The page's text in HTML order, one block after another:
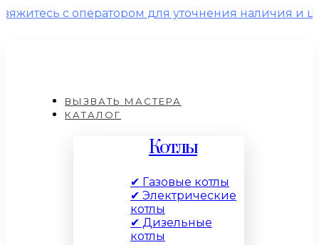
с оператором для уточнения наличия и цены!
ВЫЗВАТЬ МАСТЕРА
КАТАЛОГ
Котлы
✔ Газовые котлы
✔ Электрические
котлы
✔ Дизельные
котлы